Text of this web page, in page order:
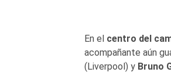
En el centro del
acompañante aún
(Liverpool) y Bruno